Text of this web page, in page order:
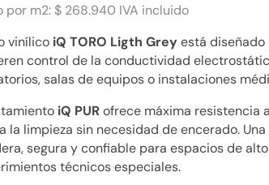
por m2: $ 268.940 IVA incluido
vinílico iQ TORO Ligth Grey está diseñado
control de la conductividad
salas de equipos o instalaciones
iQ PURofrece máxima resistencia
la limpieza sin necesidad de encerado.
segura y confiable para espacios de
técnicos especiales.